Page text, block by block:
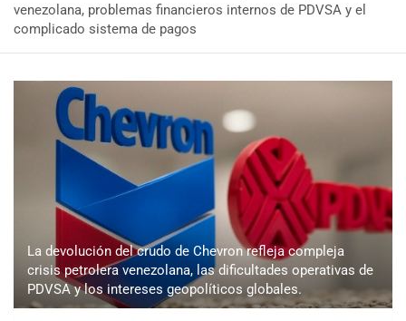
venezolana, problemas financieros internos de PDVSA y el
complicado sistema de pagos
La devolución del crudo de Chevron refleja compleja
crisis petrolera venezolana, las dificultades operativas de
PDVSA y los intereses geopolíticos globales.